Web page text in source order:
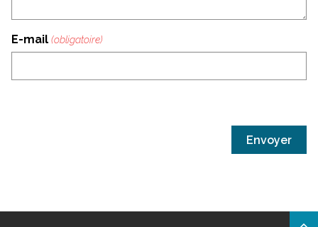
E-mail
Envoyer